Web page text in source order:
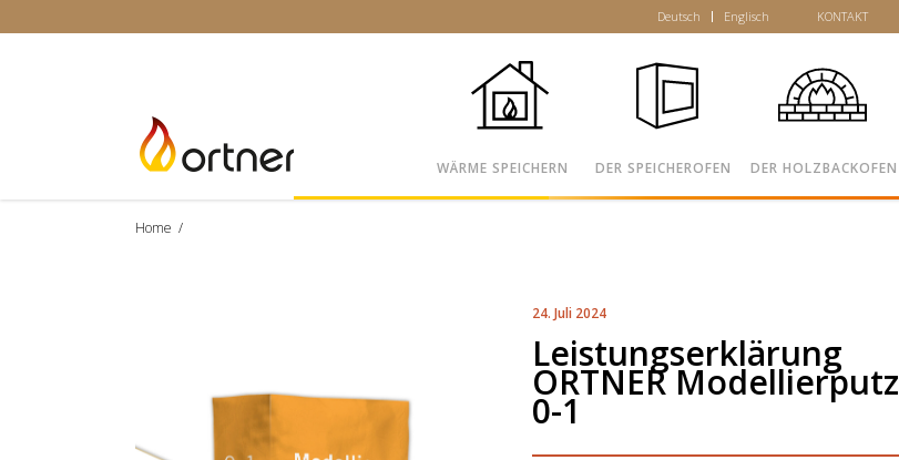
Deutsch Englisch KONTAKT
WÄRME SPEICHERN DER SPEICHEROFEN DER HOLZBACKOFEN
Home /
24. Juli 2024
Leistungserklärung
ORTNER Modellierputz
0-1